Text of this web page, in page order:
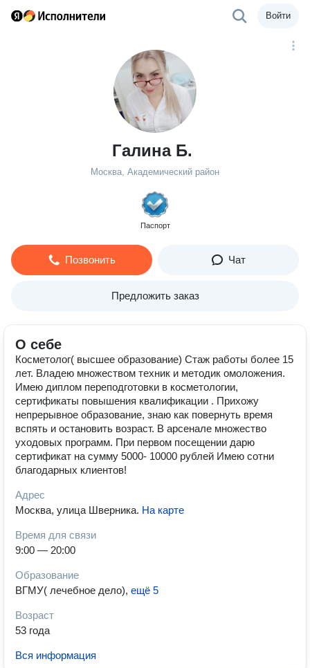
Войти
Галина Б.
Москва, Академический район
Паспорт
Позвонить Чат
Предложить заказ
О себе
Косметолог( высшее образование) Стаж работы более 15
лет. Владею множеством техник и методик омоложения.
Имею диплом переподготовки в косметологии,
сертификаты повышения квалификации . Прихожу
непрерывное образование, знаю как повернуть время
вспять и остановить возраст. В арсенале множество
уходовых программ. При первом посещении дарю
сертификат на сумму 5000- 10000 рублей Имею сотни
благодарных клиентов!
Адрес
Москва, улица Шверника. На карте
Время для связи
9:00 — 20:00
Образование
ВГМУ( лечебное дело), ещё 5
Возраст
53 года
Вся информация